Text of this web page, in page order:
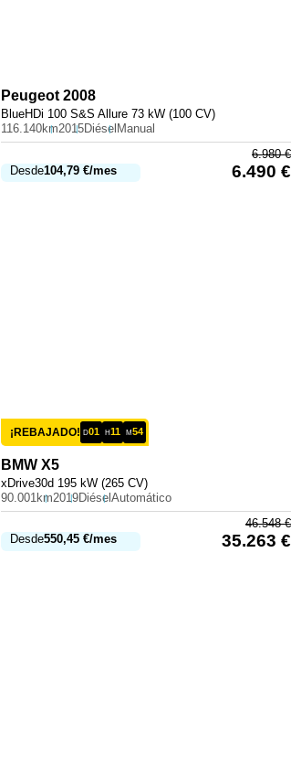
Peugeot 2008
BlueHDi 100 S&S Allure 73 kW (100 CV)
116.140km2015Diésel Manual
Desde104,79 €/mes
6.980€
6.490 €
¡REBAJADO! D01 H11 M54
BMW X5
xDrive30d 195 kW (265 CV)
90.001km2019DiéselAutomático
Desde550,45 €/mes
46.548€
35.263 €